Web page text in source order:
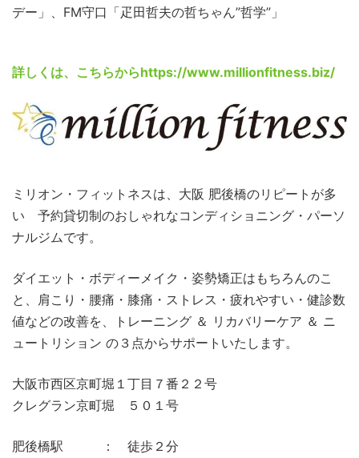
デー」、FM守口「疋田哲夫の哲ちゃん”哲学”」
詳しくは、こちらからhttps://www.millionfitness.biz/
ミリオン・フィットネスは、大阪 肥後橋のリピートが多
い 予約貸切制のおしゃれなコンディショニング・パーソ
ナルジムです。
ダイエット・ボディーメイク・姿勢矯正はもちろんのこ
と、肩こり・腰痛・膝痛・ストレス・疲れやすい・健診数
値などの改善を、トレーニング ＆ リカバリーケア ＆ ニ
ュートリション の３点からサポートいたします。
大阪市西区京町堀１丁目７番２２号
クレグラン京町堀 ５０１号
肥後橋駅 ： 徒歩２分